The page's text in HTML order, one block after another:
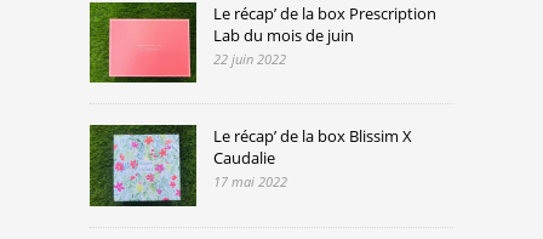
Le récap’ de la box Prescription
Lab du mois de juin
22 juin 2022
Le récap’ de la box Blissim X
Caudalie
17 mai 2022